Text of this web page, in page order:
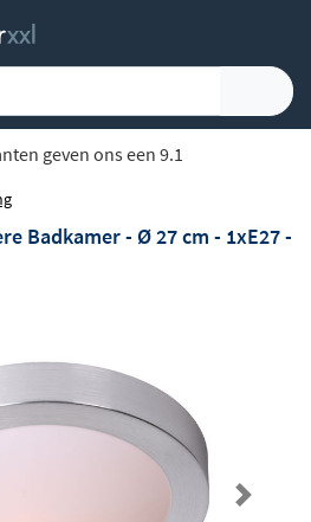
geven ons een 9.1
Badkamer - Ø 27 cm - 1xE27 -
Next